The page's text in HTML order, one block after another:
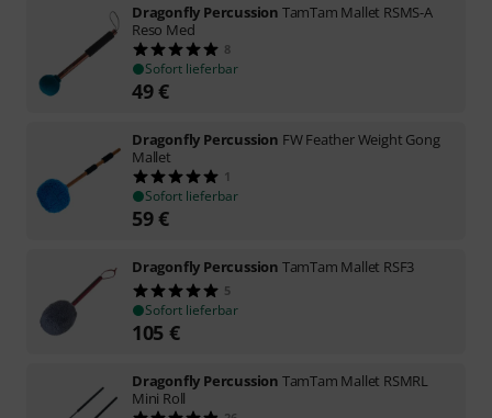
Dragonfly Percussion TamTam Mallet RSMS-A
Reso Med
8
Sofort lieferbar
49€
Dragonfly Percussion FW Feather Weight Gong
Mallet
1
Sofort lieferbar
59€
Dragonfly Percussion TamTam Mallet RSF3
5
Sofort lieferbar
105 €
Dragonfly Percussion TamTam Mallet RSMRL
Mini Roll